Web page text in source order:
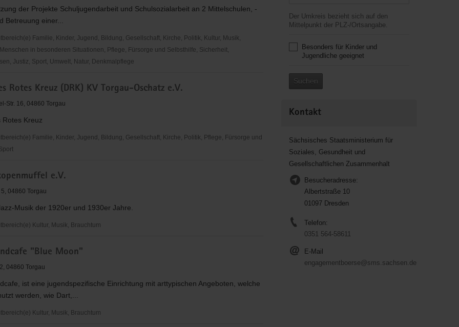
der Projekte Schuljugendarbeit und Schulsozialarbeit an 2 Mittelschulen, -
Betreuung einer...
Familie, Kinder, Jugend, Bildung, Gesellschaft, Kirche, Politik, Kultur, Musik,
in besonderen Situationen, Pflege, Fürsorge und Selbsthilfe, Sicherheit,
Justiz, Sport, Umwelt, Natur, Denkmalpflege
Rotes Kreuz (DRK) KV Torgau-Oschatz e.V.
Str. 16, 04860 Torgau
Rotes Kreuz
Familie, Kinder, Jugend, Bildung, Gesellschaft, Kirche, Politik, Pflege, Fürsorge und
e.V.
04860 Torgau
Musik der 1920er und 1930er Jahre.
Kultur, Musik, Brauchtum
"Blue Moon"
04860 Torgau
ist eine jugendspezifische Einrichtung mit arttypischen Angeboten, welche
werden, wie Dart,...
Kultur, Musik, Brauchtum
Der Umkreis bezieht sich auf den
Mittelpunkt der PLZ-/Ortsangabe.
Besonders für Kinder und
Jugendliche geeignet
Suchen
Kontakt
Sächsisches Staatsministerium für
Soziales, Gesundheit und
Gesellschaftlichen Zusammenhalt
Besucheradresse:
Albertstraße 10
01097 Dresden
Telefon:
0351 564-58611
E-Mail
engagementboerse@sms.sachsen.de